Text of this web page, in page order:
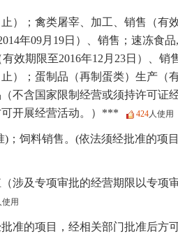
）；禽类屠宰、加工、销售（有
年09月19日）、销售；速冻食
效期限至2016年12月23日）、销
）；蛋制品（再制蛋类）生产（
不含国家限制经营或须持许可证
开展经营活动。）***
424 人使用
；饲料销售。(依法须经批准的项
涉及专项审批的经营期限以专项
使用
准的项目，经相关部门批准后方